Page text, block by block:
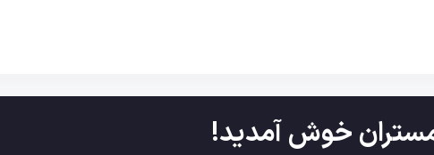
خوش آمدید!